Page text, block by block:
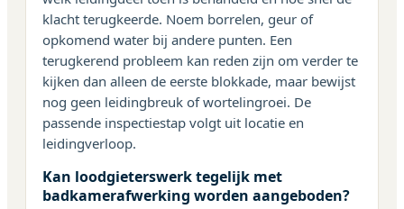
klacht terugkeerde. Noem borrelen, geur of
opkomend water bij andere punten. Een
terugkerend probleem kan reden zijn om verder te
kijken dan alleen de eerste blokkade, maar bewijst
nog geen leidingbreuk of wortelingroei. De
passende inspectiestap volgt uit locatie en
leidingverloop.
Kan loodgieterswerk tegelijk met
badkamerafwerking worden aangeboden?